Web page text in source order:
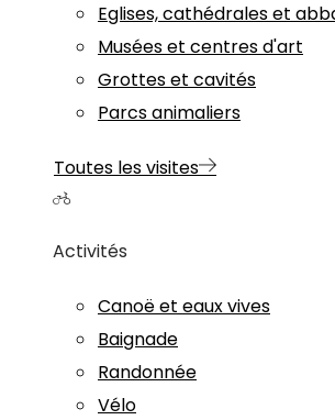
Eglises, cathédrales et
Musées et centres d'art
Grottes et cavités
Parcs animaliers
Toutes les visites
Activités
Canoë et eaux vives
Baignade
Randonnée
Vélo